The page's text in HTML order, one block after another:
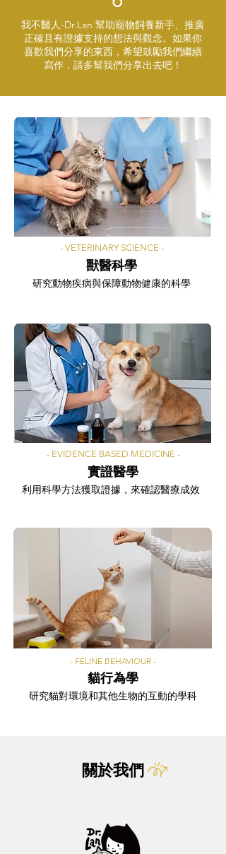
我不醫人-Dr.Lan 幫助寵物飼養新手、推廣
正確且有證據支持的想法與觀念。如果你
喜歡我們分享的東西，希望鼓勵我們繼續
寫作，請多幫我們分享出去吧！
- VETERINARY SCIENCE -
獸醫科學
研究動物疾病與保障動物健康的科學
- EVIDENCE BASED MEDICINE -
實證醫學
利用科學方法獲取證據，來確認醫療成效
- FELINE BEHAVIOUR -
貓行為學
研究貓對環境和其他生物的互動的學科
關於我們